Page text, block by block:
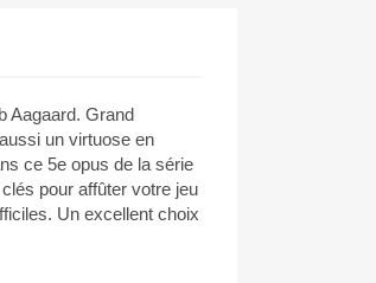
Aagaard. Grand
un virtuose en
ce 5e opus de la série
pour affûter votre jeu
Un excellent choix